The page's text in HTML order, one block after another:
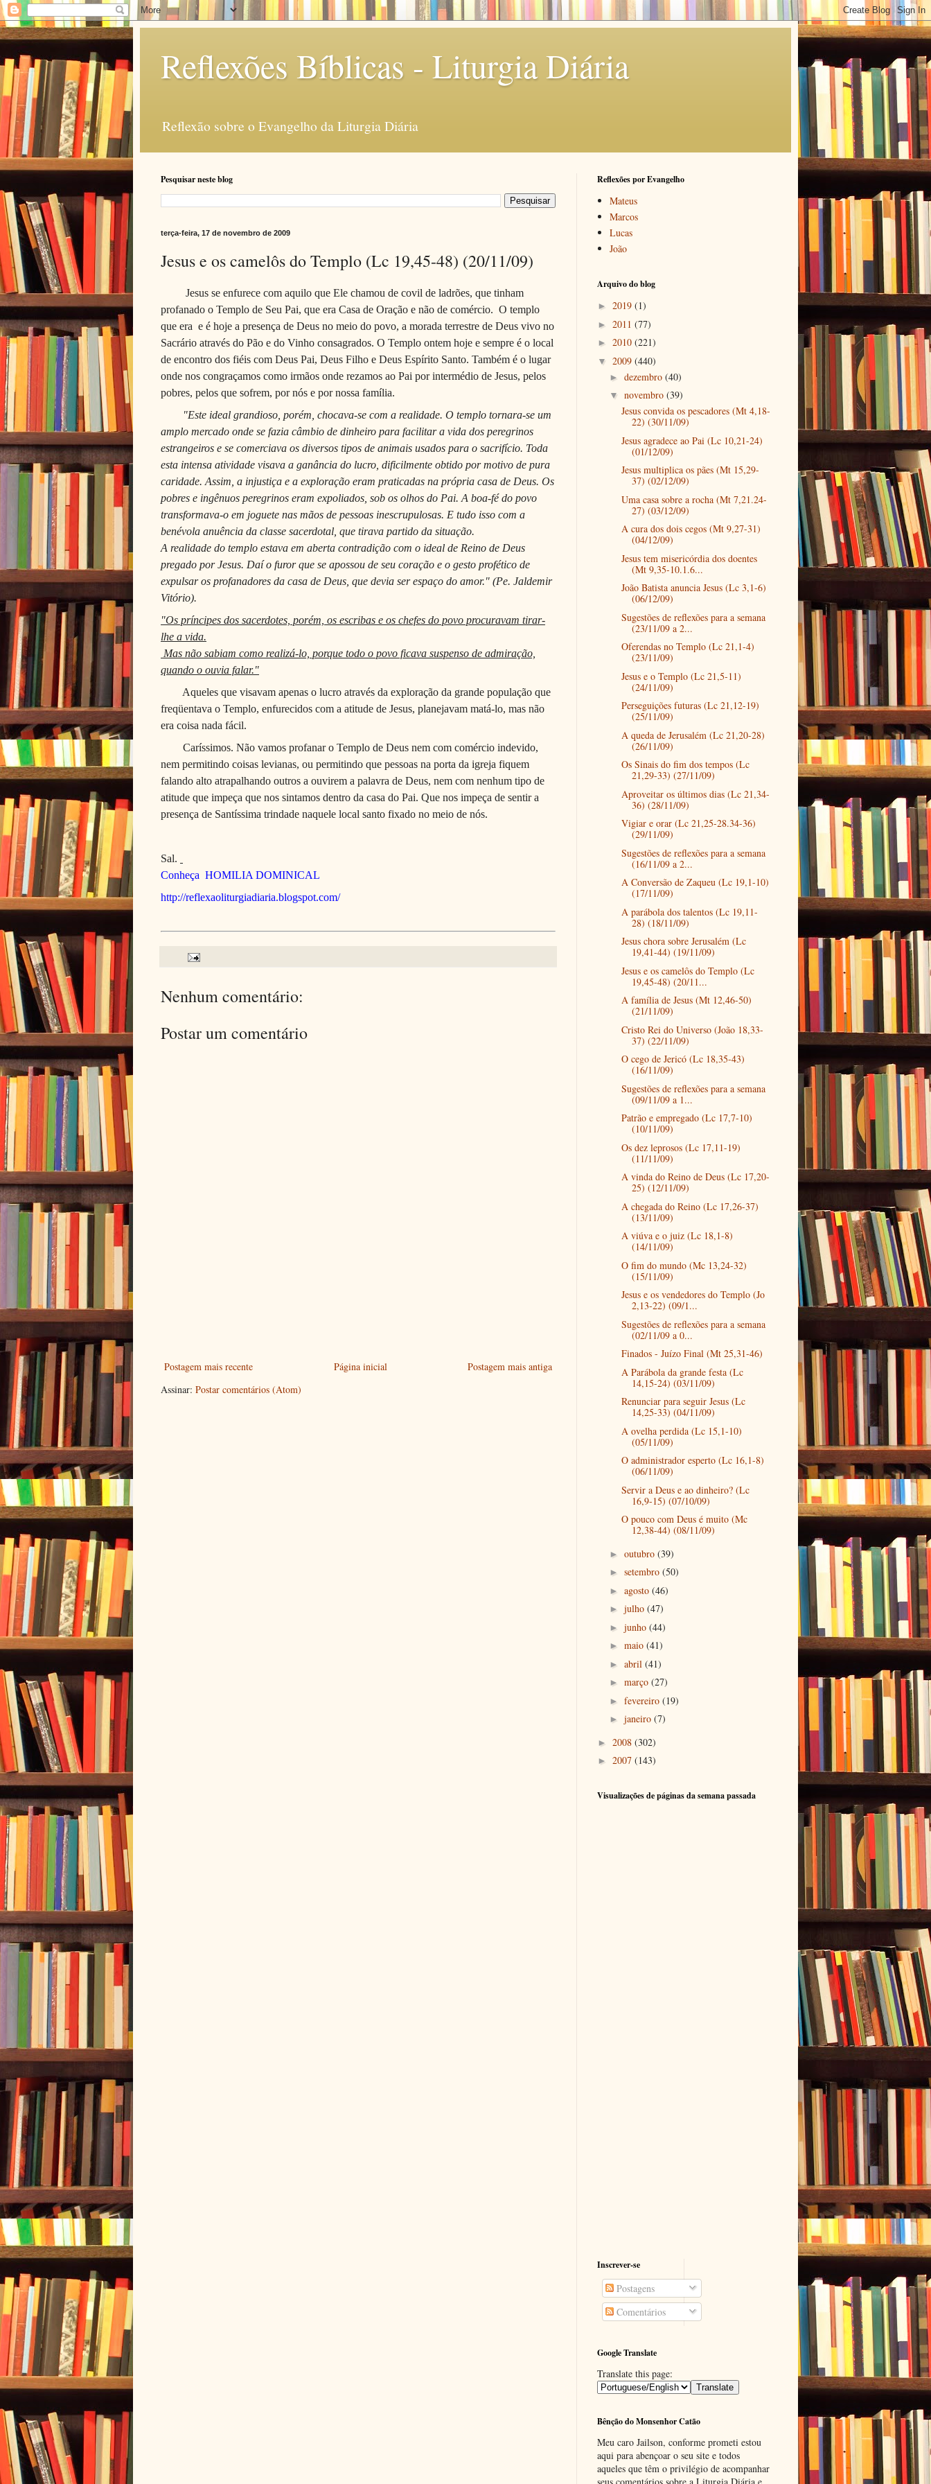
Reflexões Bíblicas - Liturgia Diária
Reflexão sobre o Evangelho da Liturgia Diária
Pesquisar neste blog
terça-feira, 17 de novembro de 2009
Jesus e os camelôs do Templo (Lc 19,45-48) (20/11/09)
Jesus se enfurece com aquilo que Ele chamou de covil de ladrões, que tinham
profanado o Templo de Seu Pai, que era Casa de Oração e não de comércio. O templo
que era e é hoje a presença de Deus no meio do povo, a morada terrestre de Deus vivo no
Sacrário através do Pão e do Vinho consagrados. O Templo ontem hoje e sempre é o local
de encontro dos fiéis com Deus Pai, Deus Filho e Deus Espírito Santo. Também é o lugar
onde nos congraçamos como irmãos onde rezamos ao Pai por intermédio de Jesus, pelos
pobres, pelos que sofrem, por nós e por nossa família.
"Este ideal grandioso, porém, chocava-se com a realidade. O templo tornara-se um
amplo mercado onde se fazia câmbio de dinheiro para facilitar a vida dos peregrinos
estrangeiros e se comerciava os diversos tipos de animais usados para o sacrifício. Toda
esta intensa atividade visava a ganância do lucro, dificilmente obtido por motivo de pura
caridade. Assim, a injustiça e a exploração eram praticadas na própria casa de Deus. Os
pobres e ingênuos peregrinos eram expoliados, sob os olhos do Pai. A boa-fé do povo
transformava-o em joguete nas mãos de pessoas inescrupulosas. E tudo isso com a
benévola anuência da classe sacerdotal, que tirava partido da situação.
A realidade do templo estava em aberta contradição com o ideal de Reino de Deus
pregado por Jesus. Daí o furor que se apossou de seu coração e o gesto profético de
expulsar os profanadores da casa de Deus, que devia ser espaço do amor." (Pe. Jaldemir
Vitório).
"Os príncipes dos sacerdotes, porém, os escribas e os chefes do povo procuravam tirar-
lhe a vida.
Mas não sabiam como realizá-lo, porque todo o povo ficava suspenso de admiração,
quando o ouvia falar."
Aqueles que visavam apenas o lucro através da exploração da grande população que
freqüentava o Templo, enfurecidos com a atitude de Jesus, planejavam matá-lo, mas não
era coisa nada fácil.
Caríssimos. Não vamos profanar o Templo de Deus nem com comércio indevido,
nem permitindo coisas levianas, ou permitindo que pessoas na porta da igreja fiquem
falando alto atrapalhando outros a ouvirem a palavra de Deus, nem com nenhum tipo de
atitude que impeça que nos sintamos dentro da casa do Pai. Que nos impeça de sentir a
presença de Santíssima trindade naquele local santo fixado no meio de nós.
Sal.
Conheça HOMILIA DOMINICAL
http://reflexaoliturgiadiaria.blogspot.com/
Nenhum comentário:
Postar um comentário
Postagem mais recente Postagem mais antiga
Página inicial
Assinar: Postar comentários (Atom)
Reflexões por Evangelho
Mateus
Marcos
Lucas
João
Arquivo do blog
► 2019 (1)
► 2011 (77)
► 2010 (221)
▼ 2009 (440)
► dezembro (40)
▼ novembro (39)
Jesus convida os pescadores (Mt 4,18-
22) (30/11/09)
Jesus agradece ao Pai (Lc 10,21-24)
(01/12/09)
Jesus multiplica os pães (Mt 15,29-
37) (02/12/09)
Uma casa sobre a rocha (Mt 7,21.24-
27) (03/12/09)
A cura dos dois cegos (Mt 9,27-31)
(04/12/09)
Jesus tem misericórdia dos doentes
(Mt 9,35-10.1.6...
João Batista anuncia Jesus (Lc 3,1-6)
(06/12/09)
Sugestões de reflexões para a semana
(23/11/09 a 2...
Oferendas no Templo (Lc 21,1-4)
(23/11/09)
Jesus e o Templo (Lc 21,5-11)
(24/11/09)
Perseguições futuras (Lc 21,12-19)
(25/11/09)
A queda de Jerusalém (Lc 21,20-28)
(26/11/09)
Os Sinais do fim dos tempos (Lc
21,29-33) (27/11/09)
Aproveitar os últimos dias (Lc 21,34-
36) (28/11/09)
Vigiar e orar (Lc 21,25-28.34-36)
(29/11/09)
Sugestões de reflexões para a semana
(16/11/09 a 2...
A Conversão de Zaqueu (Lc 19,1-10)
(17/11/09)
A parábola dos talentos (Lc 19,11-
28) (18/11/09)
Jesus chora sobre Jerusalém (Lc
19,41-44) (19/11/09)
Jesus e os camelôs do Templo (Lc
19,45-48) (20/11...
A família de Jesus (Mt 12,46-50)
(21/11/09)
Cristo Rei do Universo (João 18,33-
37) (22/11/09)
O cego de Jericó (Lc 18,35-43)
(16/11/09)
Sugestões de reflexões para a semana
(09/11/09 a 1...
Patrão e empregado (Lc 17,7-10)
(10/11/09)
Os dez leprosos (Lc 17,11-19)
(11/11/09)
A vinda do Reino de Deus (Lc 17,20-
25) (12/11/09)
A chegada do Reino (Lc 17,26-37)
(13/11/09)
A viúva e o juiz (Lc 18,1-8)
(14/11/09)
O fim do mundo (Mc 13,24-32)
(15/11/09)
Jesus e os vendedores do Templo (Jo
2,13-22) (09/1...
Sugestões de reflexões para a semana
(02/11/09 a 0...
Finados - Juízo Final (Mt 25,31-46)
A Parábola da grande festa (Lc
14,15-24) (03/11/09)
Renunciar para seguir Jesus (Lc
14,25-33) (04/11/09)
A ovelha perdida (Lc 15,1-10)
(05/11/09)
O administrador esperto (Lc 16,1-8)
(06/11/09)
Servir a Deus e ao dinheiro? (Lc
16,9-15) (07/10/09)
O pouco com Deus é muito (Mc
12,38-44) (08/11/09)
► outubro (39)
► setembro (50)
► agosto (46)
► julho (47)
► junho (44)
► maio (41)
► abril (41)
► março (27)
► fevereiro (19)
► janeiro (7)
► 2008 (302)
► 2007 (143)
Visualizações de páginas da semana passada
Inscrever-se
Postagens
Comentários
Google Translate
Translate this page:
Bênção do Monsenhor Catão
Meu caro Jailson, conforme prometi estou
aqui para abençoar o seu site e todos
aqueles que têm o privilégio de acompanhar